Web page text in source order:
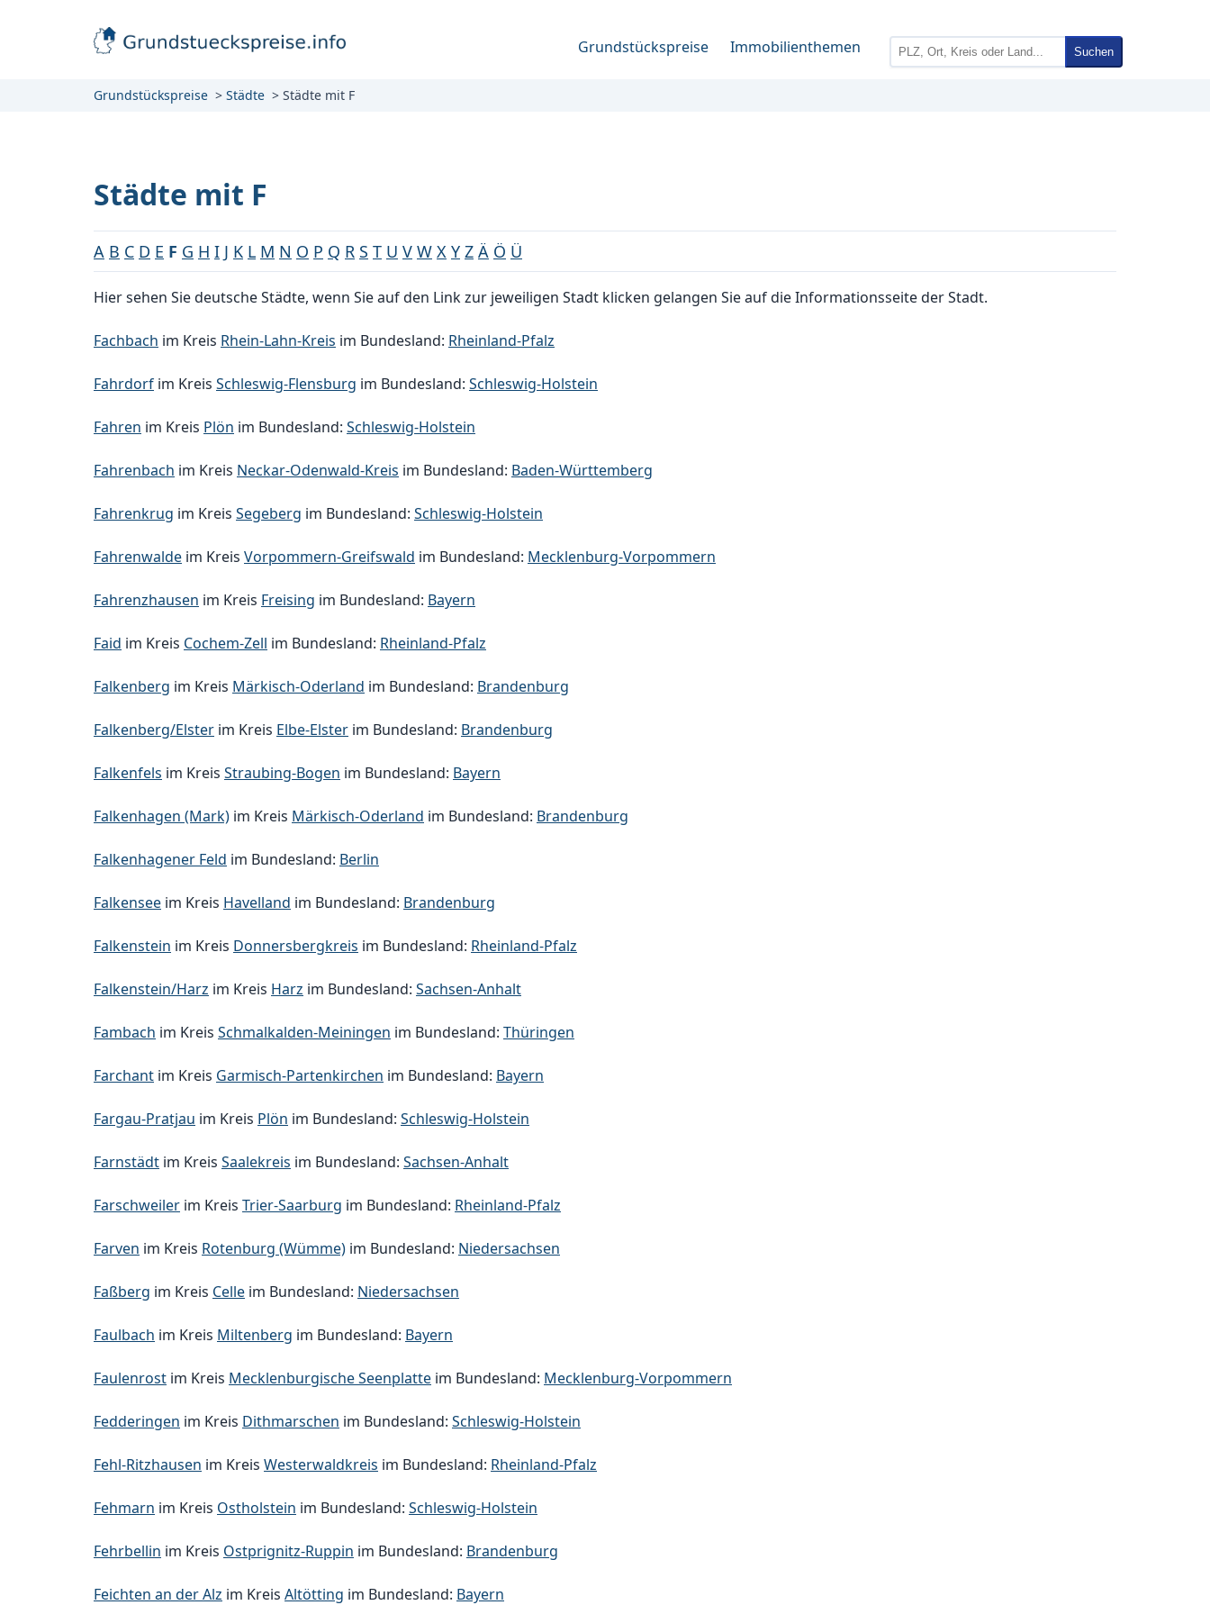
Grundstückspreise Immobilienthemen Suchen
Grundstückspreise Städte Städte mit F
Städte mit F
A B C D E F G H I J K L M N O P Q R S T U V W X Y Z Ä Ö Ü
Hier sehen Sie deutsche Städte, wenn Sie auf den Link zur jeweiligen Stadt klicken gelangen Sie auf die Informationsseite der Stadt.
Fachbach im Kreis Rhein-Lahn-Kreis im Bundesland: Rheinland-Pfalz
Fahrdorf im Kreis Schleswig-Flensburg im Bundesland: Schleswig-Holstein
Fahren im Kreis Plön im Bundesland: Schleswig-Holstein
Fahrenbach im Kreis Neckar-Odenwald-Kreis im Bundesland: Baden-Württemberg
Fahrenkrug im Kreis Segeberg im Bundesland: Schleswig-Holstein
Fahrenwalde im Kreis Vorpommern-Greifswald im Bundesland: Mecklenburg-Vorpommern
Fahrenzhausen im Kreis Freising im Bundesland: Bayern
Faid im Kreis Cochem-Zell im Bundesland: Rheinland-Pfalz
Falkenberg im Kreis Märkisch-Oderland im Bundesland: Brandenburg
Falkenberg/Elster im Kreis Elbe-Elster im Bundesland: Brandenburg
Falkenfels im Kreis Straubing-Bogen im Bundesland: Bayern
Falkenhagen (Mark) im Kreis Märkisch-Oderland im Bundesland: Brandenburg
Falkenhagener Feld im Bundesland: Berlin
Falkensee im Kreis Havelland im Bundesland: Brandenburg
Falkenstein im Kreis Donnersbergkreis im Bundesland: Rheinland-Pfalz
Falkenstein/Harz im Kreis Harz im Bundesland: Sachsen-Anhalt
Fambach im Kreis Schmalkalden-Meiningen im Bundesland: Thüringen
Farchant im Kreis Garmisch-Partenkirchen im Bundesland: Bayern
Fargau-Pratjau im Kreis Plön im Bundesland: Schleswig-Holstein
Farnstädt im Kreis Saalekreis im Bundesland: Sachsen-Anhalt
Farschweiler im Kreis Trier-Saarburg im Bundesland: Rheinland-Pfalz
Farven im Kreis Rotenburg (Wümme) im Bundesland: Niedersachsen
Faßberg im Kreis Celle im Bundesland: Niedersachsen
Faulbach im Kreis Miltenberg im Bundesland: Bayern
Faulenrost im Kreis Mecklenburgische Seenplatte im Bundesland: Mecklenburg-Vorpommern
Fedderingen im Kreis Dithmarschen im Bundesland: Schleswig-Holstein
Fehl-Ritzhausen im Kreis Westerwaldkreis im Bundesland: Rheinland-Pfalz
Fehmarn im Kreis Ostholstein im Bundesland: Schleswig-Holstein
Fehrbellin im Kreis Ostprignitz-Ruppin im Bundesland: Brandenburg
Feichten an der Alz im Kreis Altötting im Bundesland: Bayern